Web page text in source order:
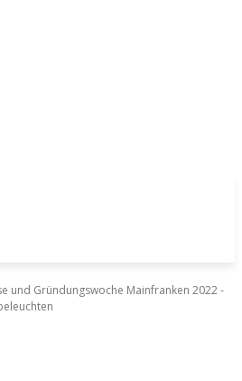
und Gründungswoche Mainfranken 2022 -